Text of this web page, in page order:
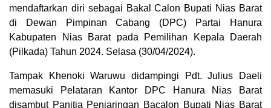
mendaftarkan diri sebagai Bakal Calon Bupati Nias Barat
di Dewan Pimpinan Cabang (DPC) Partai Hanura
Kabupaten Nias Barat pada Pemilihan Kepala Daerah
(Pilkada) Tahun 2024. Selasa (30/04/2024).
Tampak Khenoki Waruwu didampingi Pdt. Julius Daeli
memasuki Pelataran Kantor DPC Hanura Nias Barat
disambut Panitia Penjaringan Bacalon Bupati Nias Barat